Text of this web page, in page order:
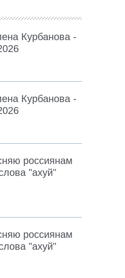
Курбанова -
Курбанова -
россиянам
"ахуй"
россиянам
"ахуй"